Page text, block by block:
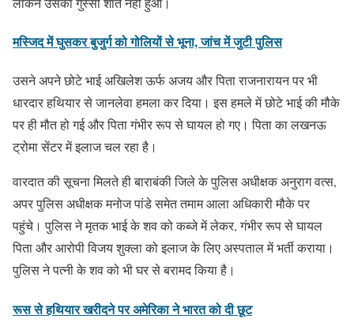
मस्जिद में घुसकर बुजुर्ग को गोलियों से भूना, जांच में जुटी पुलिस
उसने अपने छोटे भाई अखिलेश ऊर्फ अजय और पिता राजनारायन पर भी
धारदार हथियार से जानलेवा हमला कर दिया। इस हमले में छोटे भाई की मौके
पर ही मौत हो गई और पिता गंभीर रूप से घायल हो गए। पिता का लखनऊ
ट्रोमा सेंटर में इलाज चल रहा है।
वारदात की सूचना मिलते ही बाराबंकी जिले के पुलिस अधीक्षक अनुराग वत्स,
अपर पुलिस अधीक्षक मनोज पांडे समेत तमाम आला अधिकारी मौके पर
पहुंचे। पुलिस ने मृतक भाई के शव को कब्जे में लेकर, गंभीर रूप से घायल
पिता और आरोपी विजय शुक्ला को इलाज के लिए अस्पताल में भर्ती कराया।
पुलिस ने पत्नी के शव को भी घर से बरामद किया है।
रूस से हथियार खरीदने पर अमेरिका ने भारत को दी छूट